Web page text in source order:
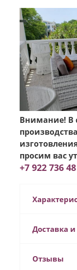
Внимание! В
просим вас
+7 922 736
Доставка
Отзывы